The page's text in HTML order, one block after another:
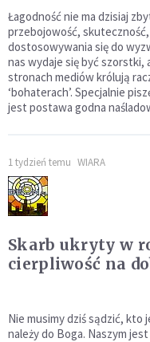
Łagodność nie ma dzisiaj
przebojowość,
dostosowywania się do
nas wydaje się być
stronach mediów królują
‘bohaterach’. Specjalnie
jest postawa godna
1 tydzień temu WIARA
Skarb ukryty w
cierpliwość na
Nie musimy dziś sądzić, kto
należy do Boga. Naszym